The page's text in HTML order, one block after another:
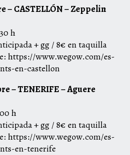
– CASTELLÓN – Zeppelin
h
+ gg / 8€ en taquilla
https://www.wegow.com/es-
en-castellon
– TENERIFE – Aguere
h
+ gg / 8€ en taquilla
https://www.wegow.com/es-
en-tenerife